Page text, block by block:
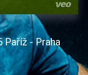
Paříž - Praha